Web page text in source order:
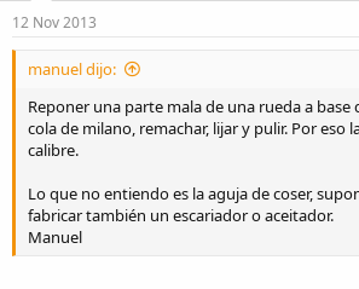
12 Nov 2013
manuel dijo:
Reponer una parte mala de una rueda a base
cola de milano, remachar, lijar y pulir. Por eso
calibre.
Lo que no entiendo es la aguja de coser,
fabricar también un escariador o aceitador.
Manuel